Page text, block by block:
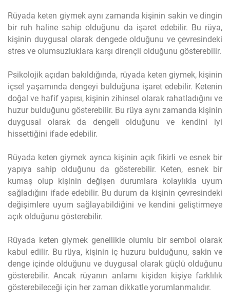
Rüyada keten giymek aynı zamanda kişinin sakin ve dingin
bir ruh haline sahip olduğunu da işaret edebilir. Bu rüya,
kişinin duygusal olarak dengede olduğunu ve çevresindeki
stres ve olumsuzluklara karşı dirençli olduğunu gösterebilir.
Psikolojik açıdan bakıldığında, rüyada keten giymek, kişinin
içsel yaşamında dengeyi bulduğuna işaret edebilir. Ketenin
doğal ve hafif yapısı, kişinin zihinsel olarak rahatladığını ve
huzur bulduğunu gösterebilir. Bu rüya aynı zamanda kişinin
duygusal olarak da dengeli olduğunu ve kendini iyi
hissettiğini ifade edebilir.
Rüyada keten giymek ayrıca kişinin açık fikirli ve esnek bir
yapıya sahip olduğunu da gösterebilir. Keten, esnek bir
kumaş olup kişinin değişen durumlara kolaylıkla uyum
sağladığını ifade edebilir. Bu durum da kişinin çevresindeki
değişimlere uyum sağlayabildiğini ve kendini geliştirmeye
açık olduğunu gösterebilir.
Rüyada keten giymek genellikle olumlu bir sembol olarak
kabul edilir. Bu rüya, kişinin iç huzuru bulduğunu, sakin ve
denge içinde olduğunu ve duygusal olarak güçlü olduğunu
gösterebilir. Ancak rüyanın anlamı kişiden kişiye farklılık
gösterebileceği için her zaman dikkatle yorumlanmalıdır.